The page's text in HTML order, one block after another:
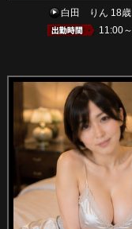
白田 りん 18歳
11:00～